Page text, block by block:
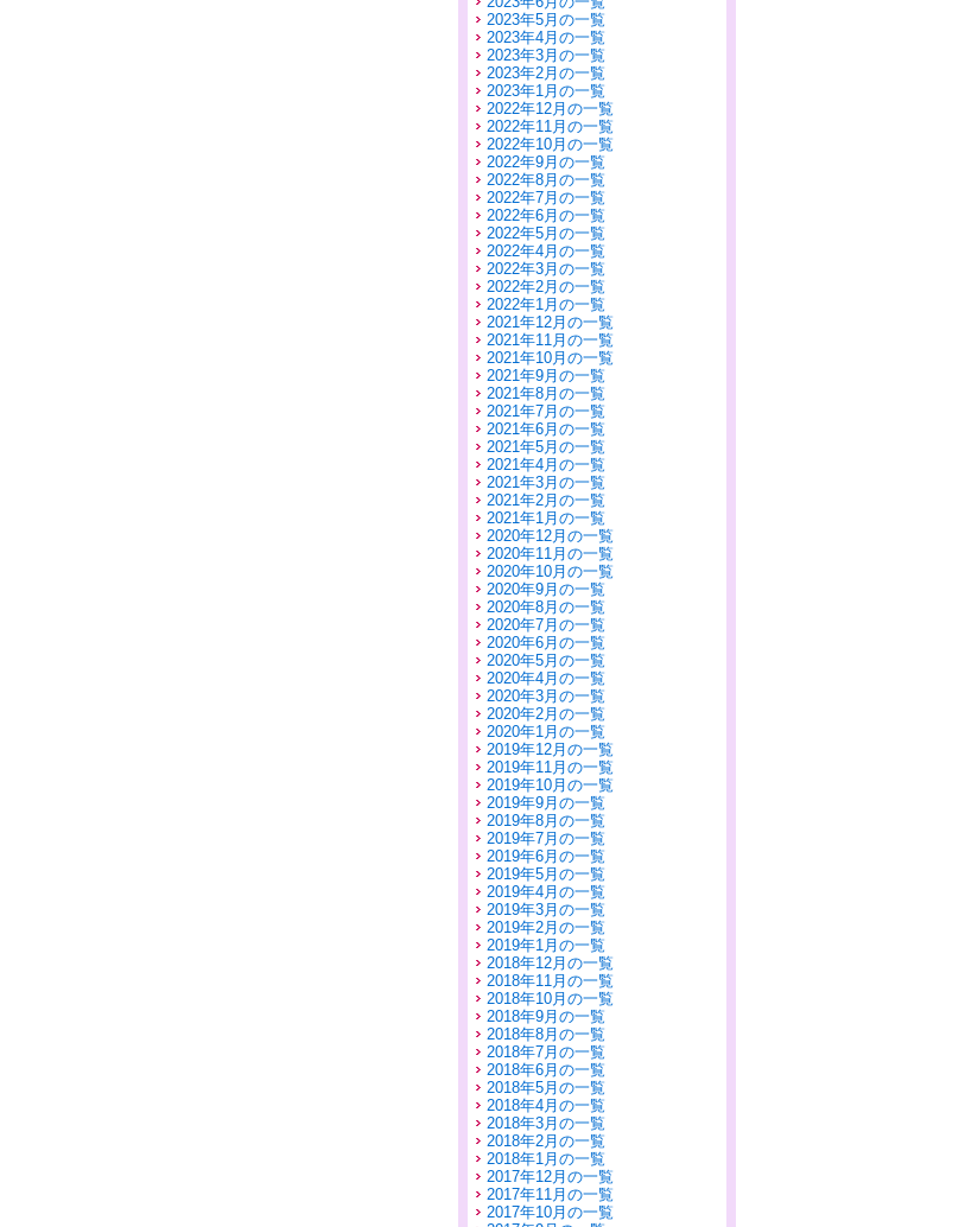
2023年5月の一覧
2023年4月の一覧
2023年3月の一覧
2023年2月の一覧
2023年1月の一覧
2022年12月の一覧
2022年11月の一覧
2022年10月の一覧
2022年9月の一覧
2022年8月の一覧
2022年7月の一覧
2022年6月の一覧
2022年5月の一覧
2022年4月の一覧
2022年3月の一覧
2022年2月の一覧
2022年1月の一覧
2021年12月の一覧
2021年11月の一覧
2021年10月の一覧
2021年9月の一覧
2021年8月の一覧
2021年7月の一覧
2021年6月の一覧
2021年5月の一覧
2021年4月の一覧
2021年3月の一覧
2021年2月の一覧
2021年1月の一覧
2020年12月の一覧
2020年11月の一覧
2020年10月の一覧
2020年9月の一覧
2020年8月の一覧
2020年7月の一覧
2020年6月の一覧
2020年5月の一覧
2020年4月の一覧
2020年3月の一覧
2020年2月の一覧
2020年1月の一覧
2019年12月の一覧
2019年11月の一覧
2019年10月の一覧
2019年9月の一覧
2019年8月の一覧
2019年7月の一覧
2019年6月の一覧
2019年5月の一覧
2019年4月の一覧
2019年3月の一覧
2019年2月の一覧
2019年1月の一覧
2018年12月の一覧
2018年11月の一覧
2018年10月の一覧
2018年9月の一覧
2018年8月の一覧
2018年7月の一覧
2018年6月の一覧
2018年5月の一覧
2018年4月の一覧
2018年3月の一覧
2018年2月の一覧
2018年1月の一覧
2017年12月の一覧
2017年11月の一覧
2017年10月の一覧